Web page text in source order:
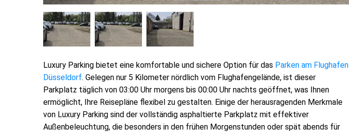
Luxury Parking bietet eine komfortable und sichere Option für das Parken am Flughafen
Düsseldorf. Gelegen nur 5 Kilometer nördlich vom Flughafengelände, ist dieser
Parkplatz täglich von 03:00 Uhr morgens bis 00:00 Uhr nachts geöffnet, was Ihnen
ermöglicht, Ihre Reisepläne flexibel zu gestalten. Einige der herausragenden Merkmale
von Luxury Parking sind der vollständig asphaltierte Parkplatz mit effektiver
Außenbeleuchtung, die besonders in den frühen Morgenstunden oder spät abends für